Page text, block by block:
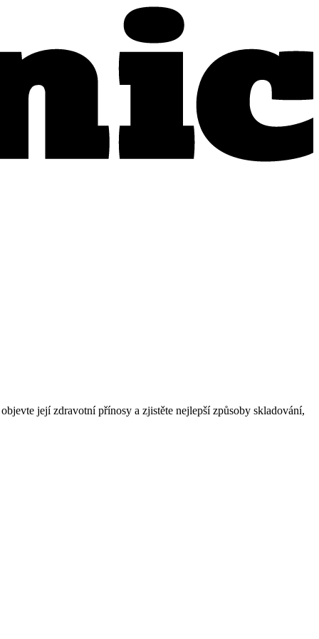
její zdravotní přínosy a zjistěte nejlepší způsoby skladování,